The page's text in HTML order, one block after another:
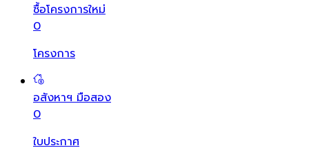
ซื้อโครงการใหม่
0
โครงการ
อสังหาฯ มือสอง
0
ใบประกาศ